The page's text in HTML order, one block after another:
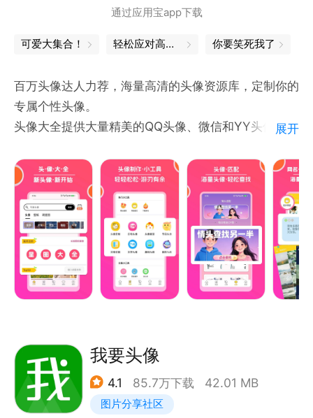
活动、新品宣传、招商推广、节日祝福等场景。
「live PPT」输入大纲自动排版配色，工作报告、答辩
课件、商业方案PPT快速制作。
【AI图片智能工具箱】
「画质修复」模糊原图一键升级高清画质，商品图、老
照片、素材图细节拉满。
通过应用宝app下载
可爱大集合！ 轻松应对高考，祝你成功 你要笑死我了
百万头像达人力荐，海量高清的头像资源库，定制你的
专属个性头像。
头像大全提供大量精美的QQ头像、微信和YY头像，包
像，可爱头像，唯美头像和非主流头像，是80后、90
后和00后更换头像的必备应用！ 完美适配QQ头像。
个性说说，个性网名，个性签名，个性留言等内容！
功能特色：
【全面】超过200款主题头像包，几十万个头像素材，
总有一款适合你！强大的搜索功能，快速找到你想要的
头像。
友圈！
【个性】提供10大分类，200多个子类，分类清晰明
确，快速定位自己的爱好。让你的头像与众不同，个性
十足。
展开
我要头像
4.1 85.7万下载 42.01 MB
图片分享社区